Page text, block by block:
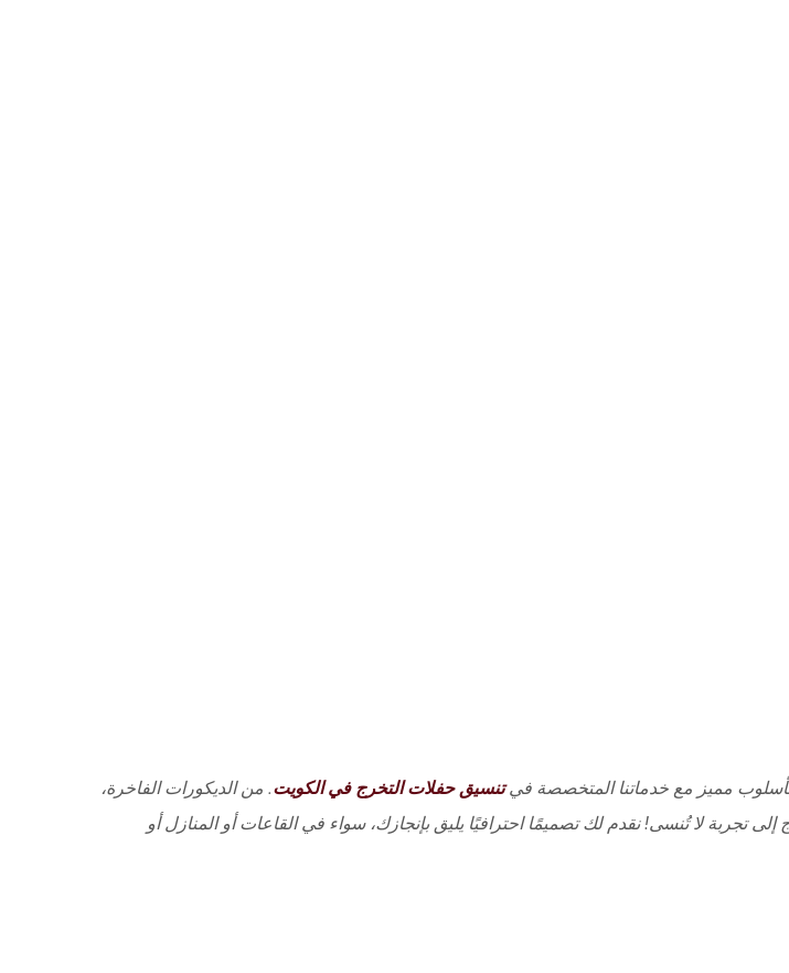
مميز مع خدماتنا المتخصصة في تنسيق حفلات التخرج في الكويت. من الديكورات الفاخرة،
إلى تجربة لا تُنسى! نقدم لك تصميمًا احترافيًا يليق بإنجازك، سواء في القاعات أو المنازل أو